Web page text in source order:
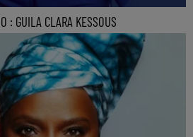
: GUILA CLARA KESSOUS